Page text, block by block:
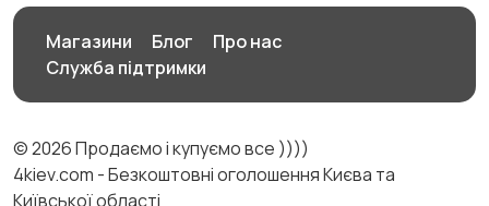
Магазини Блог
Про нас
Служба підтримки
© 2026 Продаємо і купуємо все ))))
4kiev.com - Безкоштовні оголошення Києва та
Київської області